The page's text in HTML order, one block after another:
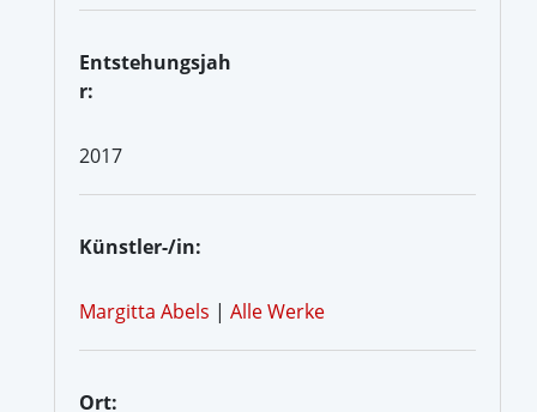
Entstehungsjah
r:
2017
Künstler-/in:
Margitta Abels | Alle Werke
Ort: